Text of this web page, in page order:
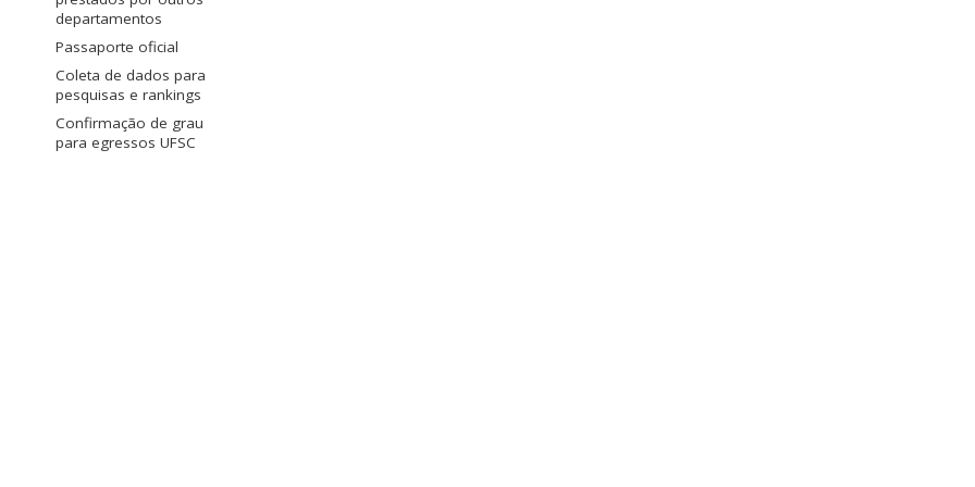
departamentos
Passaporte oficial
Coleta de dados para
pesquisas e rankings
Confirmação de grau
para egressos UFSC